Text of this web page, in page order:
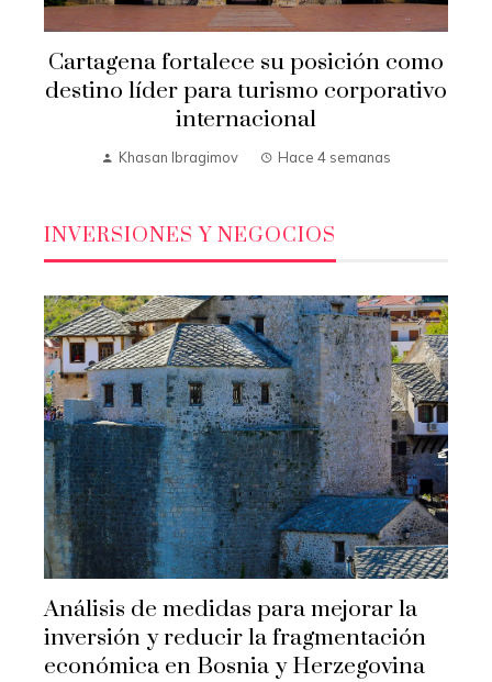
Cartagena fortalece su posición como
destino líder para turismo corporativo
internacional
Khasan Ibragimov Hace 4 semanas
INVERSIONES Y NEGOCIOS
Análisis de medidas para mejorar la
inversión y reducir la fragmentación
económica en Bosnia y Herzegovina